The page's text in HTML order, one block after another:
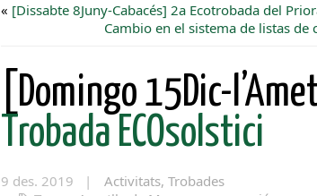
« [Dissabte 8Juny-Cabacés] 2a Ecotrobada del
Cambio en el sistema de listas
[Domingo 15Dic-
Trobada ECOsolstici
9 des. 2019 |
Activitats, Trobades